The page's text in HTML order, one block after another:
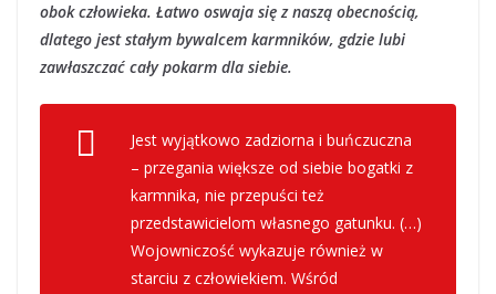
obok człowieka. Łatwo oswaja się z naszą obecnością,
dlatego jest stałym bywalcem karmników, gdzie lubi
zawłaszczać cały pokarm dla siebie.
Jest wyjątkowo zadziorna i buńczuczna
– przegania większe od siebie bogatki z
karmnika, nie przepuści też
przedstawicielom własnego gatunku. (…)
Wojowniczość wykazuje również w
starciu z człowiekiem. Wśród